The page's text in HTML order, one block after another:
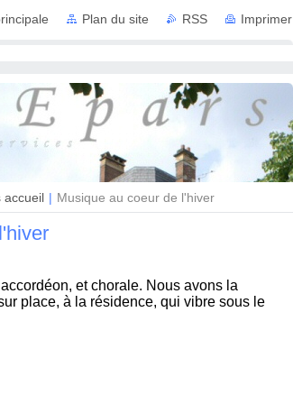
Résidence avec Services
Musique au coeur de l'hiver
et chorale. Nous avons la
place, à la résidence, qui vibre sous le
Plan du site RSS Imprimer